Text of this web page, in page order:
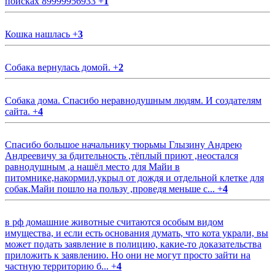
Кошка нашлась +3
Собака вернулась домой. +2
Собака дома. Спасибо неравнодушным людям. И создателям
сайта. +4
Спасибо большое начальнику тюрьмы Глызину Андрею
Андреевичу за бдительность ,тёплый приют ,неостался
равнодушным ,а нашёл место для Майи в
питомнике,накормил,укрыл от дождя и отдельной клетке для
собак.Майи пошло на пользу ,проведя меньше с... +4
в рф домашние животные считаются особым видом
имущества, и если есть основания думать, что кота украли, вы
может подать заявление в полицию, какие-то доказательства
приложить к заявлению. Но они не могут просто зайти на
частную территорию б... +4